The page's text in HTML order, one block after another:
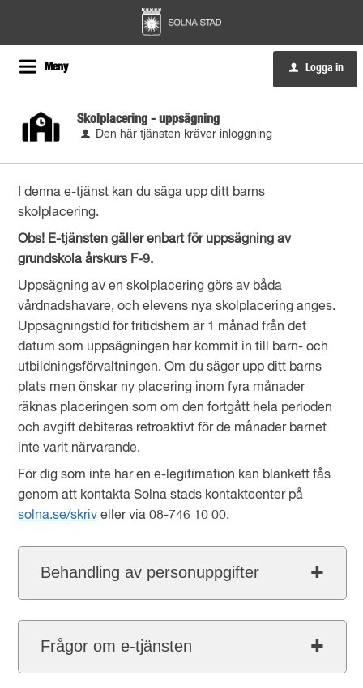
Meny u Logga in
Skolplacering - uppsägning
Den här tjänsten kräver inloggning
I denna e-tjänst kan du säga upp ditt barns
skolplacering.
Obs! E-tjänsten gäller enbart för uppsägning av
grundskola årskurs F-9.
Uppsägning av en skolplacering görs av båda
vårdnadshavare, och elevens nya skolplacering anges.
Uppsägningstid för fritidshem är 1 månad från det
datum som uppsägningen har kommit in till barn- och
utbildningsförvaltningen. Om du säger upp ditt barns
plats men önskar ny placering inom fyra månader
räknas placeringen som om den fortgått hela perioden
och avgift debiteras retroaktivt för de månader barnet
inte varit närvarande.
För dig som inte har en e-legitimation kan blankett fås
genom att kontakta Solna stads kontaktcenter på
solna.se/skriv eller via 08-746 10 00.
Behandling av personuppgifter
Frågor om e-tjänsten